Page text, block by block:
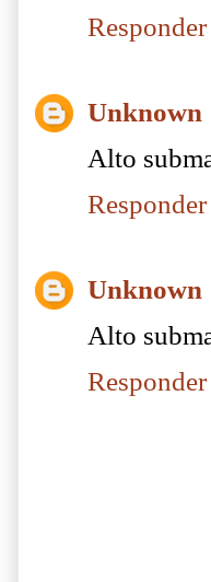
Responder
Unknown
Alto
Responder
Unknown
Alto
Responder